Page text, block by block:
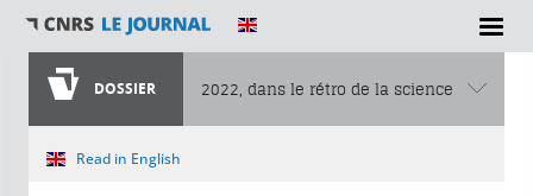
SECTIONS
DOSSIER 2022, dans le rétro de la science
Vous êtes ici
Read in English